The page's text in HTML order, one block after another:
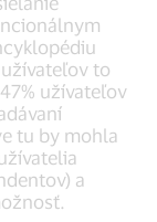
to
užívateľov
tu by mohla
a